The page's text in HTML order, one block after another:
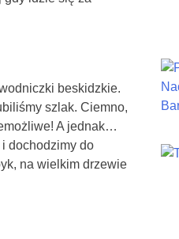
beskidzkie.
szlak. Ciemno,
A jednak…
dochodzimy do
na wielkim drzewie